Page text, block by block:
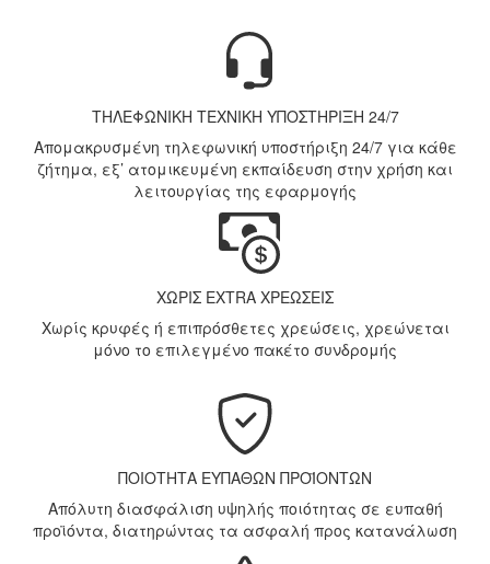
ΤΗΛΕΦΩΝΙΚΗ ΤΕΧΝΙΚΗ ΥΠΟΣΤΗΡΙΞΗ 24/7
Απομακρυσμένη τηλεφωνική υποστήριξη 24/7 για κάθε
ζήτημα, εξ’ ατομικευμένη εκπαίδευση στην χρήση και
λειτουργίας της εφαρμογής
ΧΩΡΙΣ EXTRA ΧΡΕΩΣΕΙΣ
Χωρίς κρυφές ή επιπρόσθετες χρεώσεις, χρεώνεται
μόνο το επιλεγμένο πακέτο συνδρομής
ΠΟΙΟΤΗΤΑ ΕΥΠΑΘΩΝ ΠΡΟΪΟΝΤΩΝ
Απόλυτη διασφάλιση υψηλής ποιότητας σε ευπαθή
προϊόντα, διατηρώντας τα ασφαλή προς κατανάλωση